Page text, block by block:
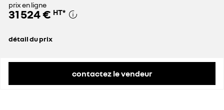
prix en ligne
31 524 € HT*
détail du prix
contactez le vendeur